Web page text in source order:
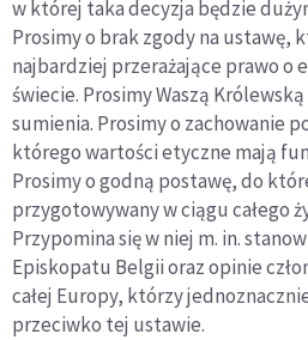
w której taka decyzja będzie
Prosimy o brak zgody na ustawę,
najbardziej przerażające prawo o
świecie. Prosimy Waszą
sumienia. Prosimy o zachowanie
którego wartości etyczne mają
Prosimy o godną postawę, do
przygotowywany w ciągu całego
Przypomina się w niej m. in.
Episkopatu Belgii oraz opinie
całej Europy, którzy
przeciwko tej ustawie.